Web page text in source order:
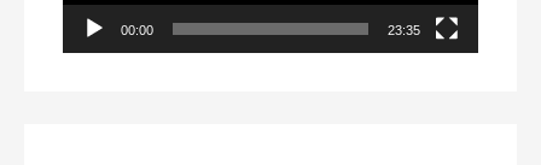
00:00 23:35